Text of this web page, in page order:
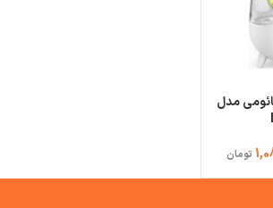
مدل
تومان